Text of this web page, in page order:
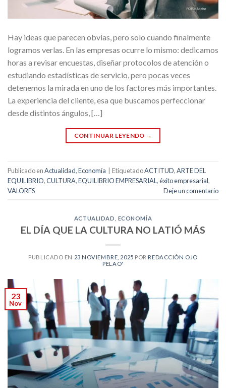
Hay ideas que parecen obvias, pero solo cuando finalmente
logramos verlas. En las empresas ocurre lo mismo: dedicamos
horas a revisar encuestas, diseñar protocolos de atención o
estudiando estadísticas de servicio, pero pocas veces
detenemos la mirada en uno de los factores más importantes.
La experiencia del cliente, esa que buscamos perfeccionar
desde distintos ángulos, […]
CONTINUAR LEYENDO →
Publicado enActualidad,Economía EtiquetadoACTITUD,ARTE DEL
EQUILIBRIO,CULTURA,EQUILIBRIO EMPRESARIAL ,éxito empresarial,
VALORES
Deje un comentario
ACTUALIDAD ECONOMÍA
EL DÍA QUE LA CULTURA NO LATIÓ MÁS
PUBLICADO EN 23 NOVIEMBRE, 2025 POR REDACCIÓN OJO
PELAO'
23
Nov